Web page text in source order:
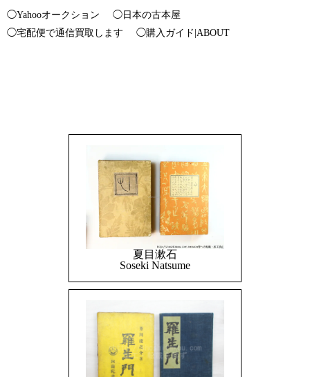
◯Yahooオークション
◯日本の古本屋
◯宅配便で通信買取します
◯購入ガイド|ABOUT
夏目漱石
Soseki Natsume